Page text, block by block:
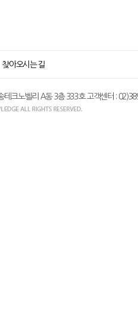
찾아오시는 길
테크노벨리 A동 3층 333호 고객센터 :